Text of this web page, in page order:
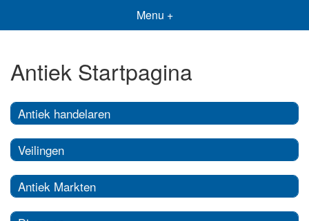
Menu +
Antiek Startpagina
Antiek handelaren
Veilingen
Antiek Markten